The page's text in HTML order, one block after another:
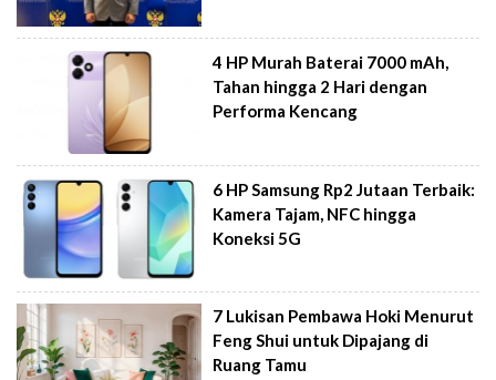
4 HP Murah Baterai 7000 mAh,
Tahan hingga 2 Hari dengan
Performa Kencang
6 HP Samsung Rp2 Jutaan Terbaik:
Kamera Tajam, NFC hingga
Koneksi 5G
7 Lukisan Pembawa Hoki Menurut
Feng Shui untuk Dipajang di
Ruang Tamu